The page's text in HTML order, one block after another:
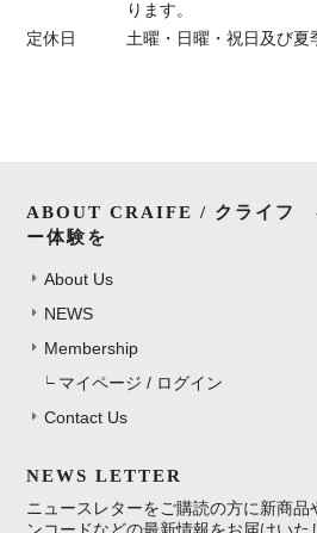
ります。
定休日
土曜・日曜・祝日及び夏
ABOUT CRAIFE / クライフ
ー体験を
About Us
NEWS
Membership
マイページ / ログイン
Contact Us
NEWS LETTER
ニュースレターをご購読の方に新商品